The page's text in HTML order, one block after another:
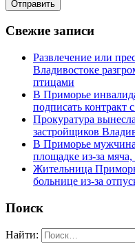
Свежие записи
Развлечение или
Владивостоке
птицами
В Приморье
подписать
Прокуратура
застройщиков
В Приморье мужчина
площадке из-за
Жительница
больнице из-за
Поиск
Найти: